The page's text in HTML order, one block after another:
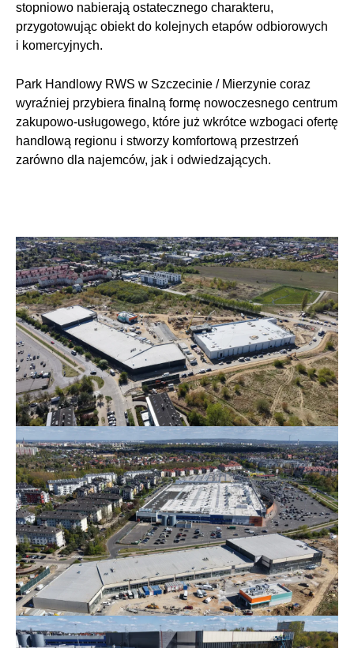
stopniowo nabierają ostatecznego charakteru,
przygotowując obiekt do kolejnych etapów odbiorowych
i komercyjnych.
Park Handlowy RWS w Szczecinie / Mierzynie coraz
wyraźniej przybiera finalną formę nowoczesnego centrum
zakupowo-usługowego, które już wkrótce wzbogaci ofertę
handlową regionu i stworzy komfortową przestrzeń
zarówno dla najemców, jak i odwiedzających.